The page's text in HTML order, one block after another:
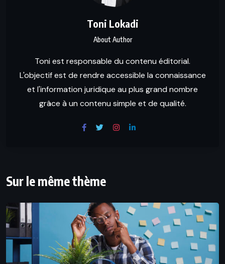
Toni Lokadi
About Author
Toni est responsable du contenu éditorial.
L'objectif est de rendre accessible la connaissance
et l'information juridique au plus grand nombre
grâce à un contenu simple et de qualité.
Sur le même thème